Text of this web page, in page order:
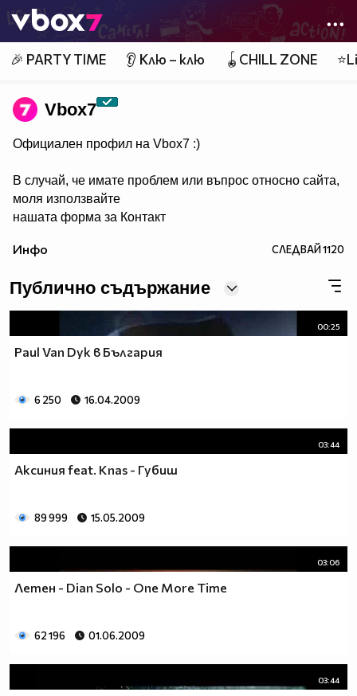
👾
🎉 PARTY TIME 👂 Клю – клю 🪀CHILL ZONE
Vbоx7
Официален профил на Vbox7 :)
В случай, че имате проблем или въпрос относно сайта,
моля използвайте
нашата форма за Контакт
Инфо СЛЕДВАЙ1120
Публично съдържание
00:25
Paul Van Dyk в България
6 250 16.04.2009
03:44
Аксиния feat. Knas - Губиш
89 999 15.05.2009
03:06
Летен - Dian Solo - One More Time
62 196 01.06.2009
03:44